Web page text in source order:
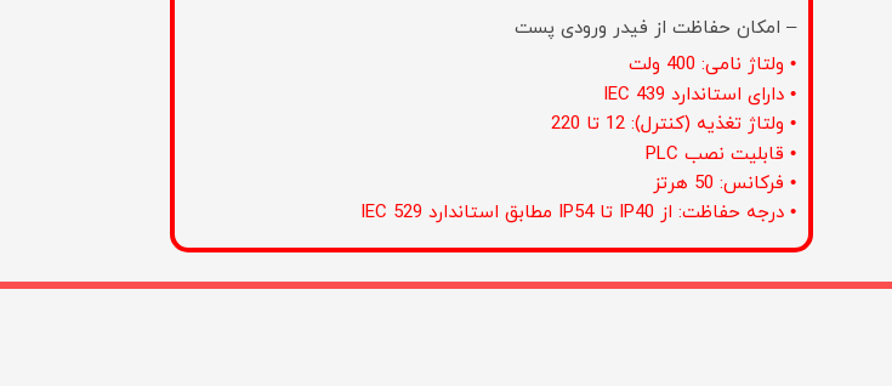
– امکان حفاظت از فیدر ورودی پست
• ولتاژ نامی: 400 ولت
• دارای استاندارد IEC 439
• ولتاژ تغذیه (کنترل): 12 تا 220
• قابلیت نصب PLC
• فرکانس: 50 هرتز
• درجه حفاظت: از IP40 تا IP54 مطابق استاندارد IEC 529